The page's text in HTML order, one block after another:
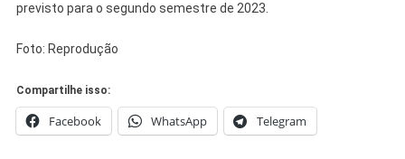
previsto para o segundo semestre de 2023.
Foto: Reprodução
Compartilhe isso:
Facebook WhatsApp Telegram